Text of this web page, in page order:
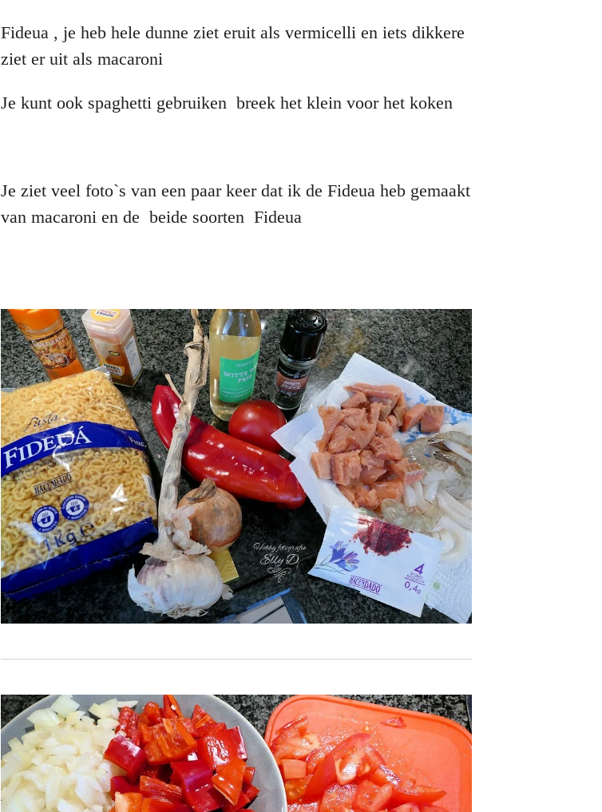
Fideua , je heb hele dunne ziet eruit als vermicelli en iets dikkere
ziet er uit als macaroni
Je kunt ook spaghetti gebruiken breek het klein voor het koken
Je ziet veel foto`s van een paar keer dat ik de Fideua heb gemaakt
van macaroni en de beide soorten Fideua